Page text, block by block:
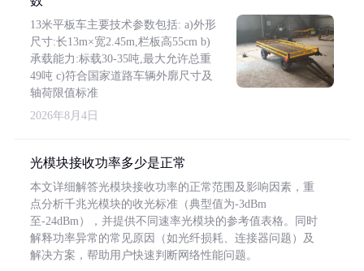
13米平板车主要技术参数包括: a)外形
尺寸:长13m×宽2.45m,栏板高55cm b)
承载能力:标载30-35吨,最大允许总重
49吨 c)符合国家道路车辆外廓尺寸及
轴荷限值标准
2026年8月4日
光模块接收功率多少是正常
本文详细解答光模块接收功率的正常范围及影响因素，重
点分析千兆光模块的收光标准（典型值为-3dBm
至-24dBm），并提供不同速率光模块的参考值表格。同时
解释功率异常的常见原因（如光纤损耗、连接器问题）及
解决方案，帮助用户快速判断网络性能问题。